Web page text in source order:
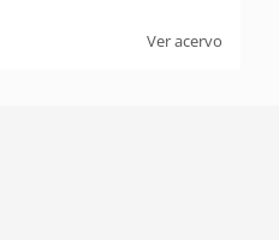
Ver acervo